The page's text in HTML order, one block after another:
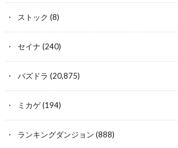
ストック (8)
セイナ (240)
パズドラ (20,875)
ミカゲ(194)
ランキングダンジョン (888)